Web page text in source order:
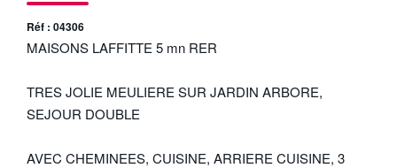
Réf : 04306
MAISONS LAFFITTE 5 mn RER
TRES JOLIE MEULIERE SUR JARDIN ARBORE,
SEJOUR DOUBLE
AVEC CHEMINEES, CUISINE, ARRIERE CUISINE, 3